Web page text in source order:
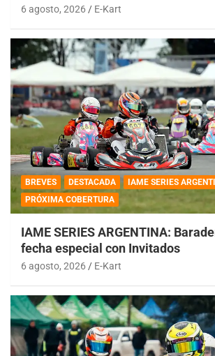
6 agosto, 2026 E-Kart
BREVES DESTACADA
IAME SERIES
PRÓXIMA COBERTURA
IAME SERIES ARGENTINA:
fecha especial con Invitados
6 agosto, 2026 E-Kart